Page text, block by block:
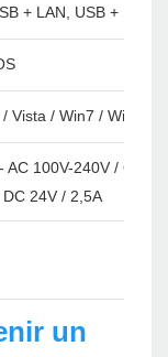
+ LAN, USB +
/ Vista / Win7 / Win8 /
AC 100V-240V / 60Hz
24V / 2,5A
un